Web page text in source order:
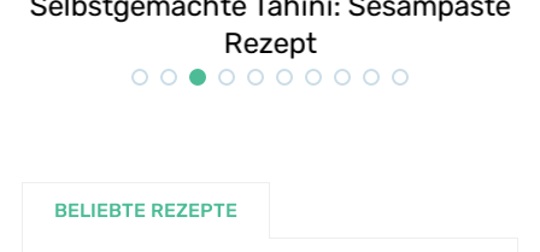
Rezept
BELIEBTE REZEPTE